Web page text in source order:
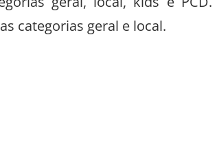
geral, local, kids e PCD.
categorias geral e local.